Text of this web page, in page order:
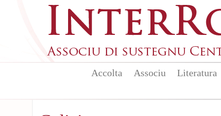
Accolta Associu Literatura